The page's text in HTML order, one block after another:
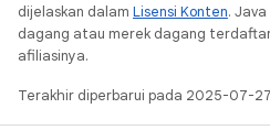
dijelaskan dalam Lisensi Konten.
dagang atau merek dagang
afiliasinya.
Terakhir diperbarui pada 2025-07-